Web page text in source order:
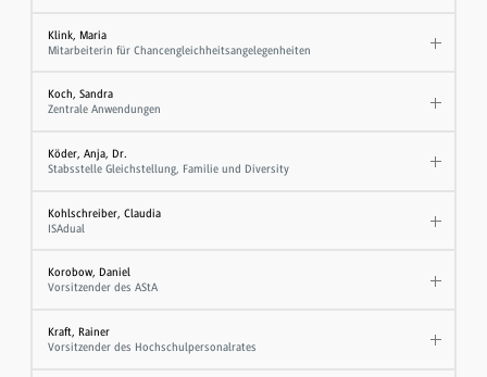
Klink, Maria
Mitarbeiterin für Chancengleichheitsangelegenheiten
Koch, Sandra
Zentrale Anwendungen
Köder, Anja, Dr.
Stabsstelle Gleichstellung, Familie und Diversity
Kohlschreiber, Claudia
ISAdual
Korobow, Daniel
Vorsitzender des AStA
Kraft, Rainer
Vorsitzender des Hochschulpersonalrates